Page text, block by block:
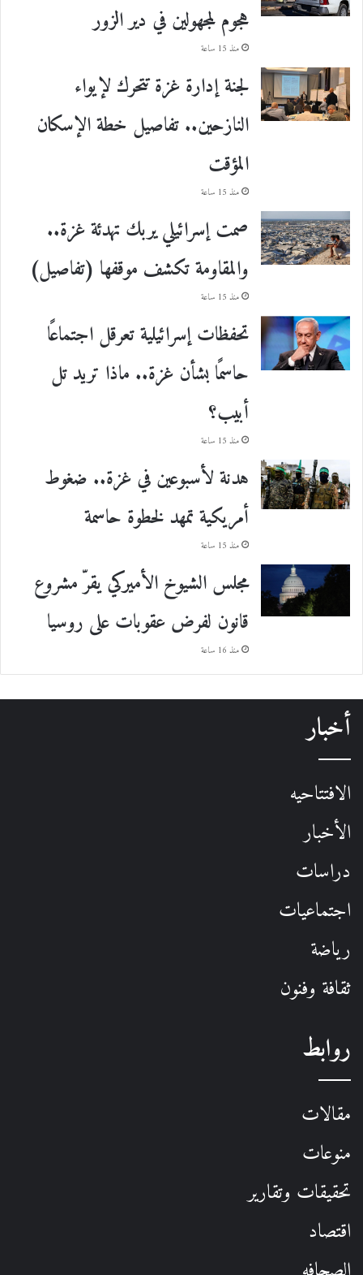
هجوم لمجهولين في دير الزور
منذ 15 ساعة
لجنة إدارة غزة تتحرك لإيواء
النازحين.. تفاصيل خطة الإسكان
المؤقت
منذ 15 ساعة
صمت إسرائيلي يربك تهدئة غزة..
والمقاومة تكشف موقفها (تفاصيل)
منذ 15 ساعة
تحفظات إسرائيلية تعرقل اجتماعًا
حاسمًا بشأن غزة.. ماذا تريد تل
أبيب؟
منذ 15 ساعة
هدنة لأسبوعين في غزة.. ضغوط
أمريكية تمهد لخطوة حاسمة
منذ 15 ساعة
مجلس الشيوخ الأميركي يقرّ مشروع
قانون لفرض عقوبات على روسيا
منذ 16 ساعة
أخبار
الافتتاحيه
الأخبار
دراسات
اجتماعيات
رياضة
ثقافة وفنون
روابط
مقالات
منوعات
تحقيقات وتقارير
اقتصاد